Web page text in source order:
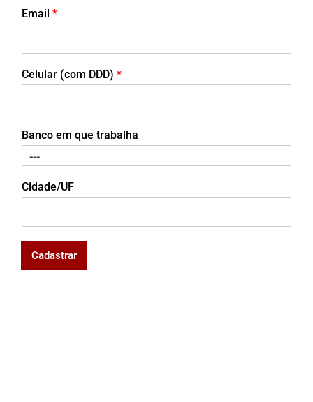
Email *
Celular (com DDD) *
Banco em que trabalha
Cidade/UF
Cadastrar